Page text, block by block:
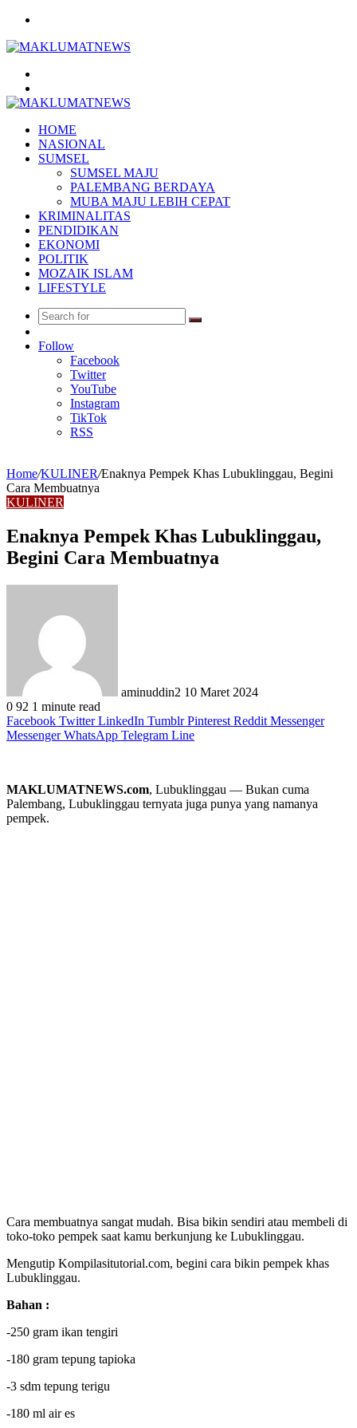
In
HOME
NASIONAL
SUMSEL
SUMSEL MAJU
PALEMBANG BERDAYA
MUBA MAJU LEBIH CEPAT
KRIMINALITAS
PENDIDIKAN
EKONOMI
POLITIK
MOZAIK ISLAM
LIFESTYLE
Search
Article
Follow
Facebook
Twitter
YouTube
Instagram
TikTok
RSS
Home/KULINER/Enaknya Pempek Khas Lubuklinggau, Begini
Cara Membuatnya
KULINER
Enaknya Pempek Khas Lubuklinggau,
Begini Cara Membuatnya
aminuddin2 10 Maret 2024
0 92 1 minute read
Facebook Twitter LinkedIn Tumblr Pinterest Reddit Messenger
Messenger WhatsApp Telegram Line
MAKLUMATNEWS.com, Lubuklinggau — Bukan cuma
Palembang, Lubuklinggau ternyata juga punya yang namanya
pempek.
Cara membuatnya sangat mudah. Bisa bikin sendiri atau membeli di
toko-toko pempek saat kamu berkunjung ke Lubuklinggau.
Mengutip Kompilasitutorial.com, begini cara bikin pempek khas
Lubuklinggau.
Bahan :
-250 gram ikan tengiri
-180 gram tepung tapioka
-3 sdm tepung terigu
-180 ml air es